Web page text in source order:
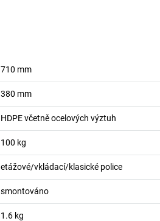
710 mm
380 mm
HDPE včetně ocelových výztuh
100 kg
etážové/vkládací/klasické police
smontováno
1.6 kg